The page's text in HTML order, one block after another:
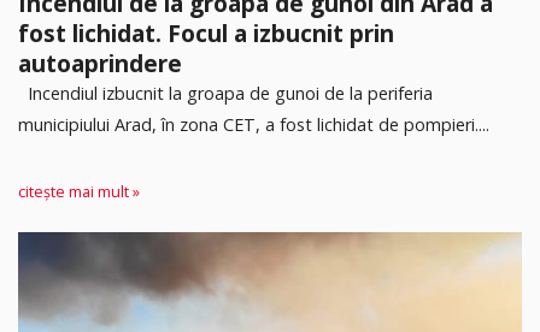
fost lichidat. Focul a izbucnit prin
autoaprindere
Incendiul izbucnit la groapa de gunoi de la periferia
municipiului Arad, în zona CET, a fost lichidat de pompieri....
citește mai mult »